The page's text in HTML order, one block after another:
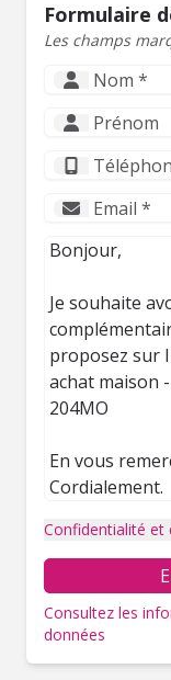
Formulaire
Les champs
Confidentialité et
Consultez les
données